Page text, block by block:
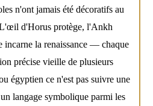
n'ont jamais été décoratifs au
d'Horus protège, l'Ankh
incarne la renaissance — chaque
précise vieille de plusieurs
égyptien ce n'est pas suivre une
langage symbolique parmi les